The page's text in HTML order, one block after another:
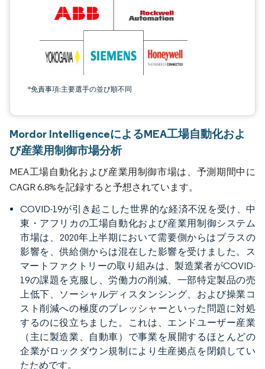
*免責事項:主要選手の並び順不同
Mordor IntelligenceによるMEA工場自動化およ
び産業用制御市場分析
MEA工場自動化および産業用制御市場は、予測期間中に
CAGR 6.8%を記録すると予想されています。
COVID-19が引き起こした世界的な経済不況を受け、中
東・アフリカの工場自動化および産業用制御システム
市場は、2020年上半期において需要側からはプラスの
影響を、供給側からは混在した影響を受けました。ス
マートファクトリーの取り組みは、製造業者がCOVID-
19の課題を克服し、労働力の削減、一部特定製品の売
上低下、ソーシャルディスタンシング、および操業コ
スト削減への極度のプレッシャーといった問題に対処
するのに役立ちました。これは、エンドユーザー産業
（主に製造業、自動車）で事業を展開するほとんどの
企業がロックダウン規制により生産拠点を閉鎖してい
たためです。